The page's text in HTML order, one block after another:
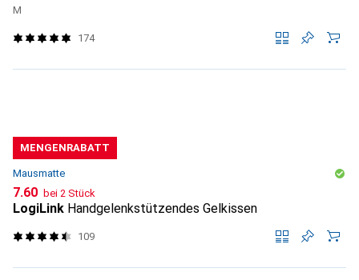
M
174
MENGENRABATT
Mausmatte
CHF
7.60 bei 2 Stück
LogiLink Handgelenkstützendes Gelkissen
109